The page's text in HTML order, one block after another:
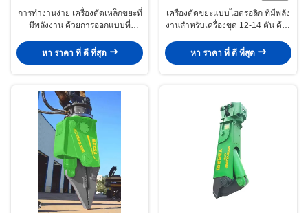
การทํางานง่าย เครื่องตัดเหล็กขยะที่
มีพลังงาน ด้วยการออกแบบที่
3800 กิโลกรัม
หา ราคา ที่ ดี ที่สุด
เครื่องตัดขยะแบบไฮดรอลิก ที่มีพลัง
งานสําหรับเครื่องขุด 12-14 ตัน ด้วย
ได้
หา ราคา ที่ ดี ที่สุด